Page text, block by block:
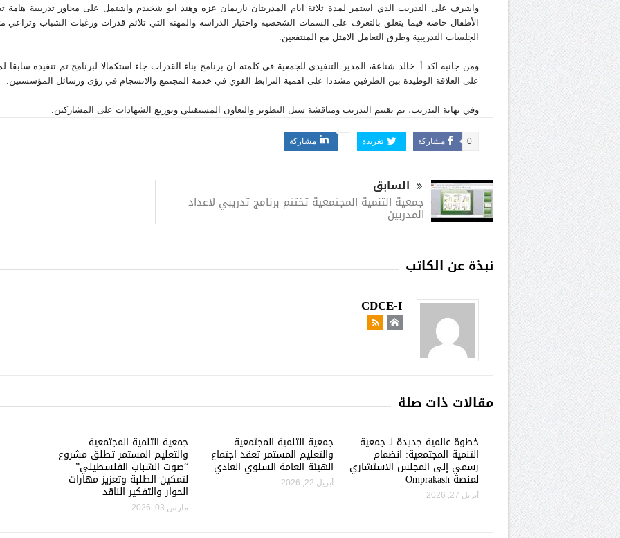
واشرف على التدريبالذي استمر لمدة ثلاثة ايام المدربتان ناريمان عزه وهند ابو شخيدم واشتمل على محاورتدريبية هامة
الأطفال خاصة فيما يتعلق بالتعرف على السمات الشخصية واختيار الدراسة والمهنة التي تلائم قدرات ورغبات الشباب
الجلسات التدريبية وطرق التعامل الامثل مع المنتفعين.
ومن جانبه اكد أ. خالد شناعة، المدير التنفيذي للجمعية في كلمته ان برنامج بناء القدرات جاء استكمالا لبرنامج تم تنفيذه
على العلاقة الوطيدة بين الطرفين مشددا على اهمية الترابط القوي في خدمة المجتمع والانسجام في رؤى ورسائل المؤسستين.
وفي نهاية التدريب، تم تقييم التدريب ومناقشة سبل التطوير والتعاون المستقبلي وتوزيع الشهادات على المشاركين.
مشاركة 0 تغريدة مشاركة
السابق
جمعية التنمية المجتمعية تختتم برنامج تدريبي لاعداد
المدربين
نبذة عن الكاتب
CDCE-I
مقالات ذات صلة
خطوة عالمية جديدة لـ جمعية
التنمية المجتمعية: انضمام
رسمي إلى المجلس الاستشاري
لمنصة Omprakash
أبريل 27, 2026
جمعية التنمية المجتمعية
والتعليم المستمر تعقد اجتماع
الهيئة العامة السنوي العادي
أبريل 22, 2026
جمعية التنمية المجتمعية
والتعليم المستمر تطلق مشروع
“صوت الشباب الفلسطيني”
لتمكين الطلبة وتعزيز مهارات
الحوار والتفكير الناقد
مارس 03, 2026